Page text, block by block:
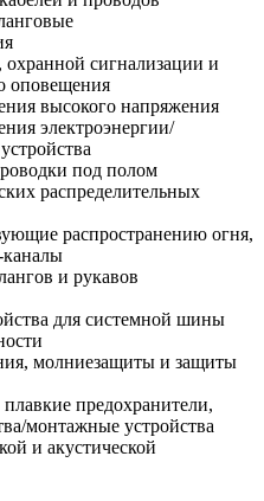
сигнализации и
оповещения
высокого напряжения
электроэнергии/
под полом
распределительных
распространению огня,
каналы
и рукавов
для системной шины
молниезащиты и защиты
предохранители,
монтажные устройства
и акустической